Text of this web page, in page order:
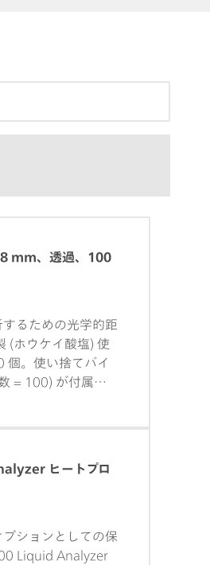
8 mm、透過、100
るための光学的距
(ホウケイ酸塩) 使
個。使い捨てバイ
= 100) が付属さ
ヒートプロ
ションとしての保
Liquid Analyzer